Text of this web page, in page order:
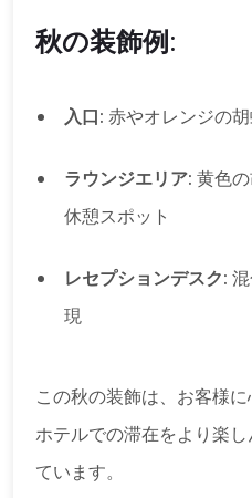
秋の装飾例:
入口: 赤やオレンジの
ラウンジエリア: 黄色
休憩スポット
レセプションデスク:
現
この秋の装飾は、お客様に
ホテルでの滞在をより楽
ています。